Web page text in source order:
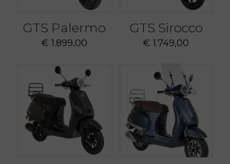
GTS Palermo
€ 1.899,00
GTS Sirocco
€ 1.749,00